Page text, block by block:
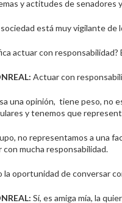
y actitudes de
está muy vigilante de
actuar con
: Actuar con
una opinión, tiene peso, no
y tenemos que
no representamos a una
mucha responsabilidad.
la oportunidad de conversar
: Sí, es amiga mía, la